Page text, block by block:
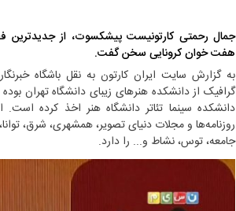
جمال رحمتی کارتونیست پیشکسوت، از جدیدترین
هفت خوان کرونایی سخن گفت.
به گزارش سایت ایران کارتون به نقل باشگاه
گرافیک از دانشکده هنر‌های زیبای دانشگاه تهران
دانشکده سینما تئاتر دانشگاه هنر اخذ کرده‌ است.
روزنامه‌ها و مجلات دنیای تصویر، همشهری، شرق،
جامعه، توس، نشاط و... را دارد.